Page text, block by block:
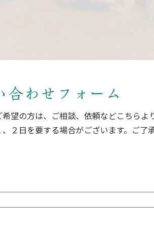
合わせフォーム
望の方は、ご相談、依頼などこちらよ
２日を要する場合がございます。ご了